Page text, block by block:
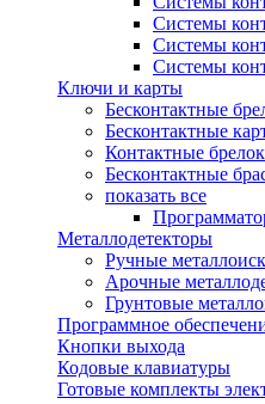
Системы
Системы
Системы
Ключи и карты
Бесконтактные
Бесконтактные
Контактные
Бесконтактные
показать все
Металлодетекторы
Ручные
Арочные
Грунтовые
Программное
Кнопки выхода
Кодовые клавиатуры
Готовые комплекты